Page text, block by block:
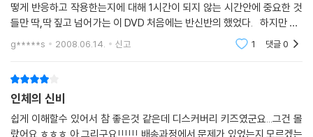
떻게 반응하고 작용한는지에 대해 1시간이 되지 않는 시간안에 중요한 것
들만 딱,딱 짚고 넘어가는 이 DVD 처음에는 반신반의 했었다. 하지만 DV
D가 도착한 후 틀어보니 그것은 기우였다. 일단 잘 만들어진 아주 세련된
화면의 전개
g*****s 2008.06.14. 신고 1 댓글0
인체의 신비
쉽게 이해할수 있어서 참 좋은것 같은데 디스커버리 키즈였군요...그건 몰
랐어요 ㅎㅎㅎ 아 그리구요!!!!!! 배송과정에서 문제가 있었는지 모르겠는